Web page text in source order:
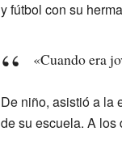
y fútbol con su
«Cuando era
De niño, asistió a la
de su escuela. A los